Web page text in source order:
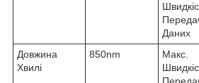
Даних
Довжина
Хвилі
850nm
Макс.